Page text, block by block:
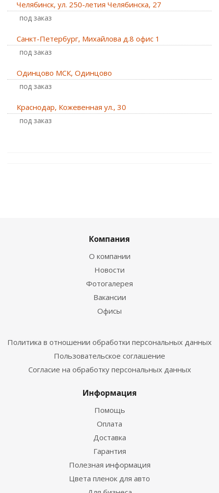
Челябинск, ул. 250-летия Челябинска, 27
Под заказ
Санкт-Петербург, Михайлова д.8 офис 1
Под заказ
Одинцово МСК, Одинцово
Под заказ
Краснодар, Кожевенная ул., 30
Под заказ
Компания
О компании
Новости
Фотогалерея
Вакансии
Офисы
Политика в отношении обработки персональных данных
Пользовательское соглашение
Согласие на обработку персональных данных
Информация
Помощь
Оплата
Доставка
Гарантия
Полезная информация
Цвета пленок для авто